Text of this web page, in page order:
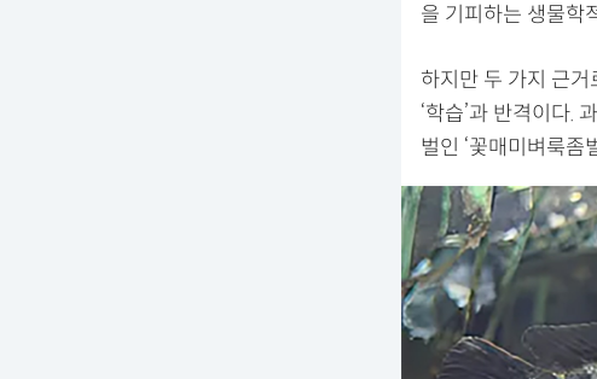
을 기피하는 생물학
하지만 두 가지 근
‘학습’과 반격이다.
벌인 ‘꽃매미벼룩좀